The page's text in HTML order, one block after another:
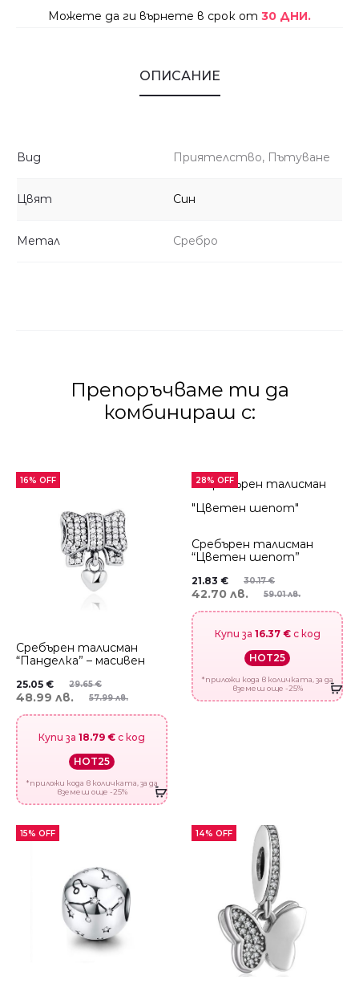
Можете да ги върнете в срок от 30 ДНИ.
ОПИСАНИЕ
Вид Приятелство, Пътуване
Цвят Син
Метал Сребро
Препоръчваме ти да
комбинираш с:
16% OFF
Сребърен талисман
“Панделка” – масивен
29.65€
25.05 €
57.99 лв.
48.99 лв.
Купи за 18.79 € с код
HOT25
*приложи кода в количката, за да
вземеш още -25%
28% OFF
Сребърен талисман
“Цветен шепот”
30.17€
21.83 €
59.01 лв.
42.70 лв.
Купи за 16.37 €с код
HOT25
*приложи кода в количката, за да
вземеш още -25%
15% OFF 14% OFF